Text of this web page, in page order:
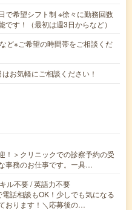
で希望シフト制 ※徐々に勤務回数
です！（最初は週3日からなど）
ど※ご希望の時間帯をご相談くだ
お気軽にご相談ください！
！＞クリニックでの診察予約の受
事務のお仕事です。ー具…
ル不要 / 英語力不要
話相談もOK！少しでも気になる
おります！＼応募後の…